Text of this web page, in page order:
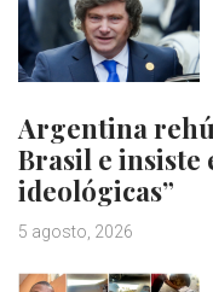
Argentina
Brasil e insiste
ideológicas”
5 agosto, 2026